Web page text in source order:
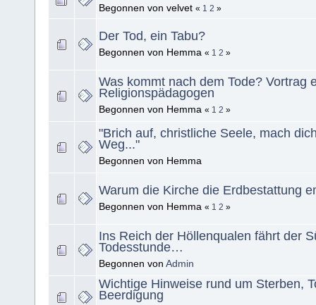
Begonnen von velvet « 1 2 »
Der Tod, ein Tabu?
Begonnen von Hemma « 1 2 »
Was kommt nach dem Tode? Vortrag
Religionspädagogen
Begonnen von Hemma « 1 2 »
"Brich auf, christliche Seele, mach
Weg..."
Begonnen von Hemma
Warum die Kirche die Erdbestattung
Begonnen von Hemma « 1 2 »
Ins Reich der Höllenqualen fährt der
Todesstunde…
Begonnen von Admin
Wichtige Hinweise rund um Sterben,
Beerdigung